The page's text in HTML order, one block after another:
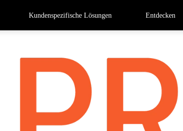
Kundenspezifische Lösungen Entdecken